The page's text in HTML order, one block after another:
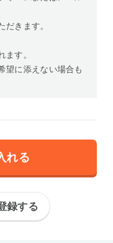
きます。
す。
望に添えない場合も
れる
録する